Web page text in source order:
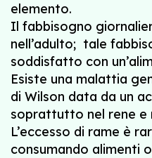
elemento.
Il fabbisogno
nell’adulto; tale
soddisfatto con
Esiste una malattia
di Wilson data da un
soprattutto nel rene e
L’eccesso di rame è
consumando alimenti